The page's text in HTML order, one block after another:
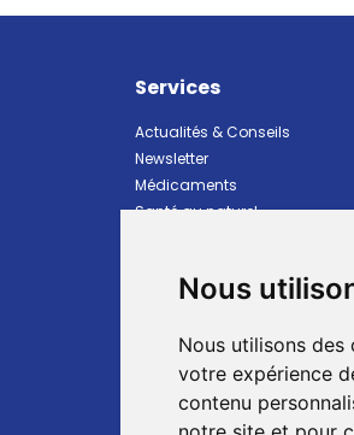
Nous
Nous utilisons
votre expérience
contenu
Services
Actualités & Conseils
Newsletter
Médicaments
Santé au naturel
Bébé et maman
Animaux
Marques
Ventes flash
Pharmacie de garde